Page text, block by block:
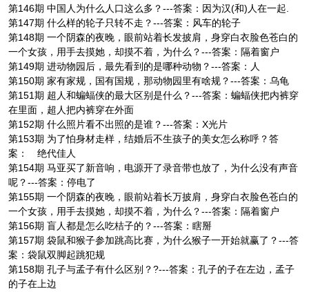
第146期 中国人为什么人口这么多？---答案：因为汉(和)人在一起.
第147期 什么样的轮子只转不走？---答案：风车的轮子
第148期 一个阴森的夜晚，眼前站着长发披肩，身穿白衣脸色苍白的
一个女孩，用手去摸她，却摸不着，为什么？---答案：隔着窗户
第149期 进动物园后，最先看到的是哪种动物？---答案：人
第150期 家有家规，国有国规，那动物园里有啥规？---答案：乌龟
第151期 超人和蝙蝠侠的最大区别是什么？---答案：蝙蝠侠把内裤穿
在里面，超人把内裤穿在外面
第152期 什么照片看不出照的是谁？---答案：X光片
第153期 为了怕身材走样，结婚后不生孩子的美女怎么称呼？答
案： 绝代佳人
第154期 马亚买了新音响，电源开了录音带也放了，为什么没有声音
呢？---答案：停电了
第155期 一个阴森的夜晚，眼前站着长万披肩，身穿白衣脸色苍白的
一个女孩，用手去摸她，却摸不着，为什么？---答案：隔着窗户
第156期 盲人都是怎么吃桔子的？---答案：瞎掰
第157期 袋鼠和猴子参加跳高比赛，为什么猴子一开始就赢了？---答
案：袋鼠双脚起跳犯规
第158期 孔子与孟子有什么区别？?---答案：孔子的子在左边，孟子
的子在上边